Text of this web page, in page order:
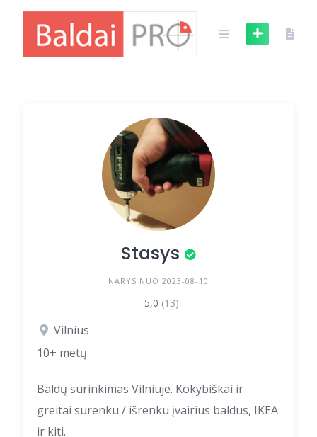
content
Stasys
NARYS NUO 2023-08-10
5,0 (13)
Vilnius
10+ metų
Baldų surinkimas Vilniuje. Kokybiškai ir
greitai surenku / išrenku įvairius baldus, IKEA
ir kiti.